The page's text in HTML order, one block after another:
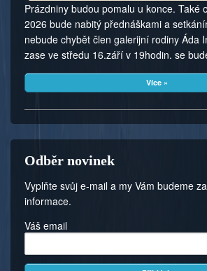
Prázdniny budou pomalu u konce. Také
2026 bude nabitý přednáškami a
nebude chybět člen galerijní rodiny Áda
zase ve středu 16.září v 19hodin. se
Více »
Odběr novinek
Vyplňte svůj e-mail a my Vám budeme
informace.
Váš email